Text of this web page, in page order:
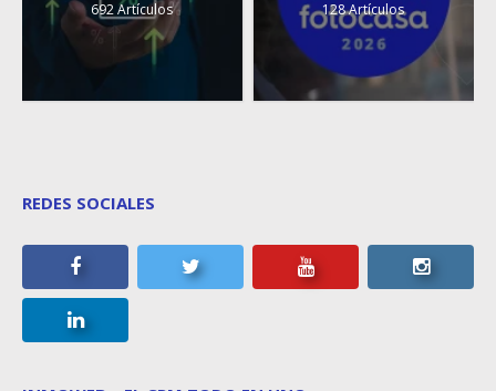
692 Artículos 128 Artículos
REDES SOCIALES